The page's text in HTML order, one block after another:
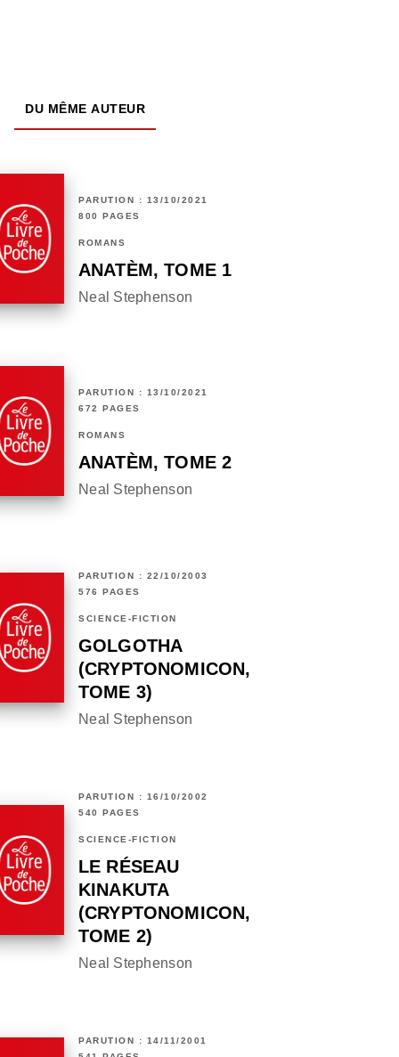
DU MÊME AUTEUR
PARUTION : 13/10/2021
800 PAGES
ROMANS
ANATÈM, TOME 1
Neal Stephenson
PARUTION : 13/10/2021
672 PAGES
ROMANS
ANATÈM, TOME 2
Neal Stephenson
PARUTION : 22/10/2003
576 PAGES
SCIENCE-FICTION
GOLGOTHA
(CRYPTONOMICON,
TOME 3)
Neal Stephenson
PARUTION : 16/10/2002
540 PAGES
SCIENCE-FICTION
LE RÉSEAU
KINAKUTA
(CRYPTONOMICON,
TOME 2)
Neal Stephenson
PARUTION : 14/11/2001